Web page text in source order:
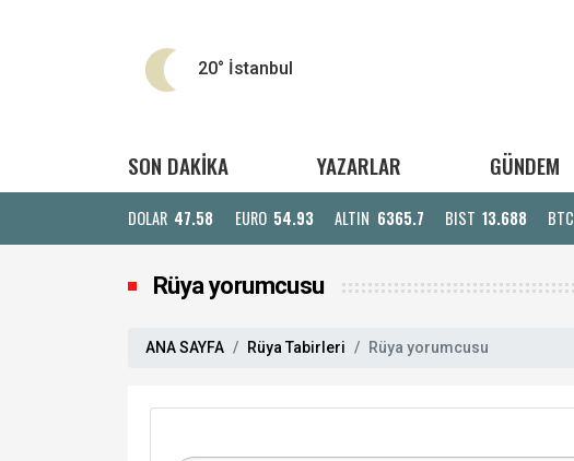
20° İstanbul
SON DAKİKA YAZARLAR GÜNDEM
DOLAR 47.58 EURO 54.93 ALTIN 6365.7 BIST 13.688 BTC
Rüya yorumcusu
ANA SAYFA Rüya Tabirleri Rüya yorumcusu